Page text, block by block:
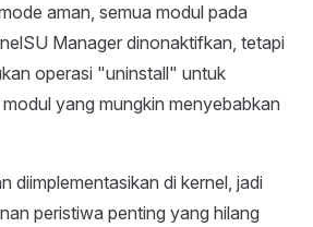
aman, semua modul pada
Manager dinonaktifkan, tetapi
operasi "uninstall" untuk
yang mungkin menyebabkan
diimplementasikan di kernel, jadi
peristiwa penting yang hilang